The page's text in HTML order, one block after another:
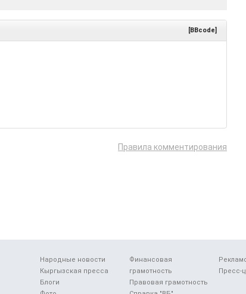
[BBcode]
Правила комментирования
Народные новости
Кыргызская пресса
Блоги
Финансовая
грамотность
Правовая грамотность
Пресс-